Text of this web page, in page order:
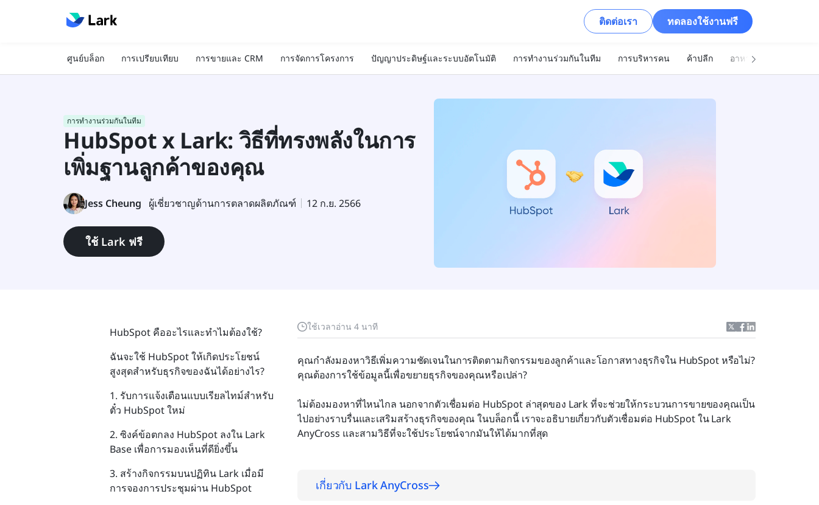
ติดต่อเรา ทดลองใช้งานฟรี
ศูนย์บล็อก การเปรียบเทียบ การขายและ CRM การจัดการโครงการ ปัญญาประดิษฐ์และระบบอัตโนมัติ การทำงานร่วมกันในทีม การบริหารคน ค้าปลีก อาหารและเครื่องดื่ม
การทำงานร่วมกันในทีม
HubSpot x Lark: วิธีที่ทรงพลังในการ
เพิ่มฐานลูกค้าของคุณ
Jess Cheung ผู้เชี่ยวชาญด้านการตลาดผลิตภัณฑ์ 12 ก.ย. 2566
ใช้ Lark ฟรี
ใช้เวลาอ่าน 4 นาที
คุณกำลังมองหาวิธีเพิ่มความชัดเจนในการติดตามกิจกรรมของลูกค้าและโอกาสทางธุรกิจใน HubSpot หรือไม่?
คุณต้องการใช้ข้อมูลนี้เพื่อขยายธุรกิจของคุณหรือเปล่า?
ไม่ต้องมองหาที่ไหนไกล นอกจากตัวเชื่อมต่อ HubSpot ล่าสุดของ Lark ที่จะช่วยให้กระบวนการขายของคุณเป็น
ไปอย่างราบรื่นและเสริมสร้างธุรกิจของคุณ ในบล็อกนี้ เราจะอธิบายเกี่ยวกับตัวเชื่อมต่อ HubSpot ใน Lark
AnyCross และสามวิธีที่จะใช้ประโยชน์จากมันให้ได้มากที่สุด
เกี่ยวกับ Lark AnyCross
HubSpot คืออะไรและทำไมต้องใช้?
ฉันจะใช้ HubSpot ให้เกิดประโยชน์
สูงสุดสำหรับธุรกิจของฉันได้อย่างไร?
1. รับการแจ้งเตือนแบบเรียลไทม์สำหรับ
ตั๋ว HubSpot ใหม่
2. ซิงค์ข้อตกลง HubSpot ลงใน Lark
Base เพื่อการมองเห็นที่ดียิ่งขึ้น
3. สร้างกิจกรรมบนปฏิทิน Lark เมื่อมี
การจองการประชุมผ่าน HubSpot